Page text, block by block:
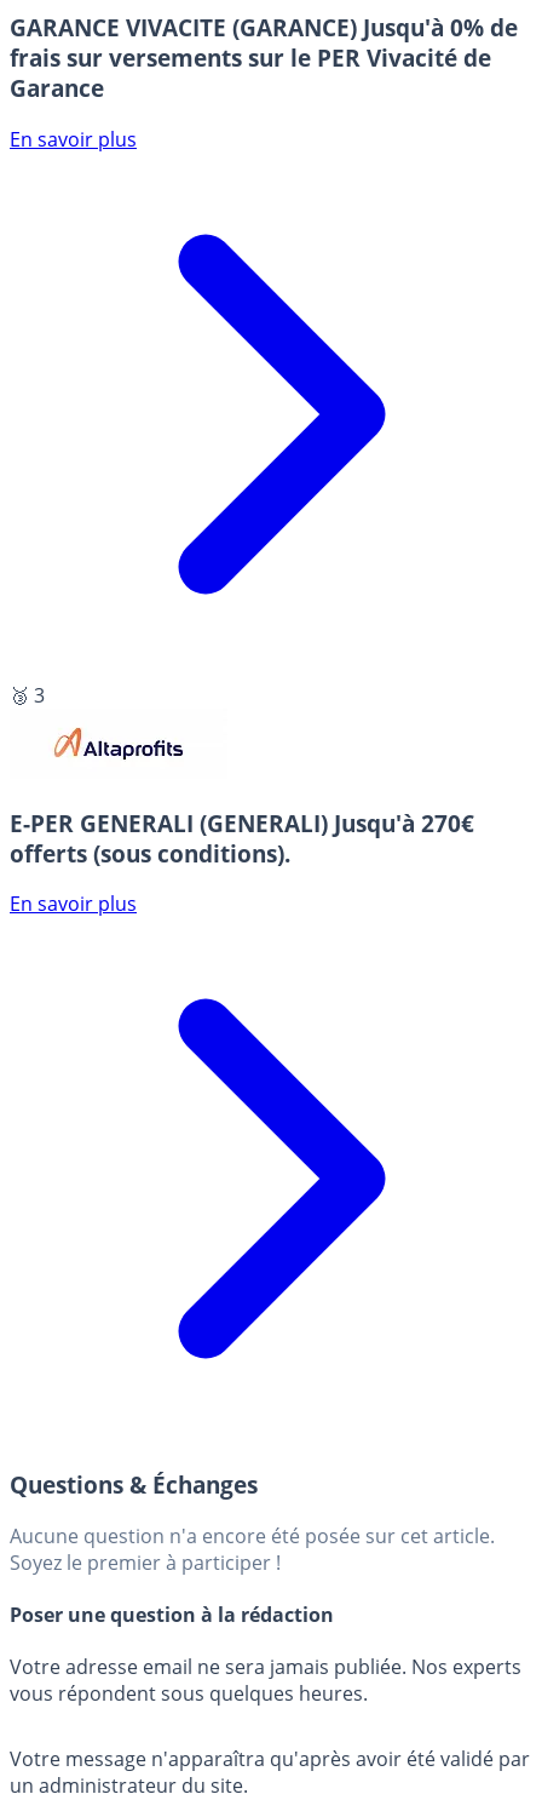
GARANCE VIVACITE (GARANCE) Jusqu'à 0% de
frais sur versements sur le PER Vivacité de
Garance
En savoir plus
🥉 3
E-PER GENERALI (GENERALI) Jusqu'à 270€
offerts (sous conditions).
En savoir plus
Questions & Échanges
Aucune question n'a encore été posée sur cet article.
Soyez le premier à participer !
Poser une question à la rédaction
Votre adresse email ne sera jamais publiée. Nos experts
vous répondent sous quelques heures.
Votre message n'apparaîtra qu'après avoir été validé par
un administrateur du site.